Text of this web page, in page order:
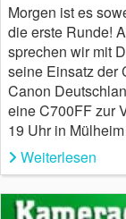
Morgen ist es
die erste Runde!
sprechen wir mit
seine Einsatz der
Canon
eine C700FF zur
19 Uhr in
Weiterlesen